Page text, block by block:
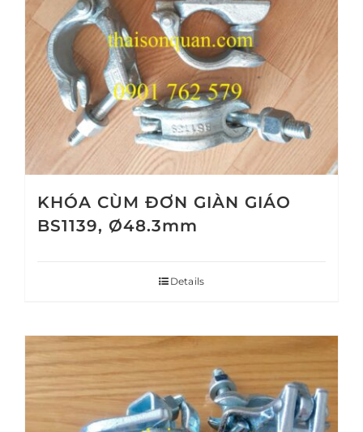
KHÓA CÙM ĐƠN GIÀN GIÁO
BS1139, Ø48.3mm
Details